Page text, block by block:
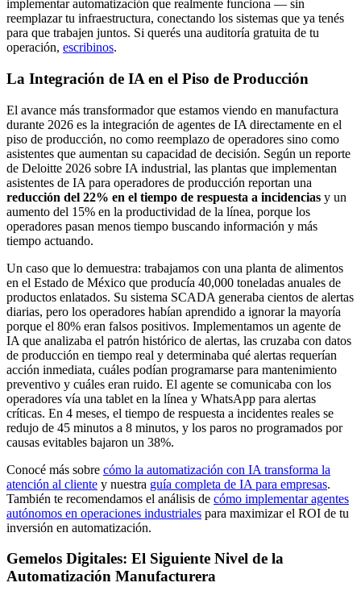
implementar automatización que realmente funciona — sin
reemplazar tu infraestructura, conectando los sistemas que ya tenés
para que trabajen juntos. Si querés una auditoría gratuita de tu
operación, escribinos.
La Integración de IA en el Piso de Producción
El avance más transformador que estamos viendo en manufactura
durante 2026 es la integración de agentes de IA directamente en el
piso de producción, no como reemplazo de operadores sino como
asistentes que aumentan su capacidad de decisión. Según un reporte
de Deloitte 2026 sobre IA industrial, las plantas que implementan
asistentes de IA para operadores de producción reportan una
reducción del 22% en el tiempo de respuesta a incidencias y un
aumento del 15% en la productividad de la línea, porque los
operadores pasan menos tiempo buscando información y más
tiempo actuando.
Un caso que lo demuestra: trabajamos con una planta de alimentos
en el Estado de México que producía 40,000 toneladas anuales de
productos enlatados. Su sistema SCADA generaba cientos de alertas
diarias, pero los operadores habían aprendido a ignorar la mayoría
porque el 80% eran falsos positivos. Implementamos un agente de
IA que analizaba el patrón histórico de alertas, las cruzaba con datos
de producción en tiempo real y determinaba qué alertas requerían
acción inmediata, cuáles podían programarse para mantenimiento
preventivo y cuáles eran ruido. El agente se comunicaba con los
operadores vía una tablet en la línea y WhatsApp para alertas
críticas. En 4 meses, el tiempo de respuesta a incidentes reales se
redujo de 45 minutos a 8 minutos, y los paros no programados por
causas evitables bajaron un 38%.
Conocé más sobre cómo la automatización con IA transforma la
atención al cliente y nuestra guía completa de IA para empresas.
También te recomendamos el análisis de cómo implementar agentes
autónomos en operaciones industriales para maximizar el ROI de tu
inversión en automatización.
Gemelos Digitales: El Siguiente Nivel de la
Automatización Manufacturera